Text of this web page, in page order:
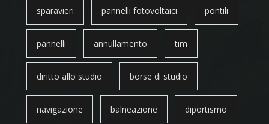
sparavieri pannelli fotovoltaici pontili
pannelli annullamento tim
diritto allo studio borse di studio
navigazione balneazione diportismo